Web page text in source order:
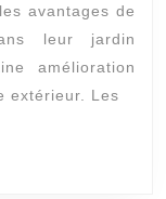
avantages de
leur jardin
amélioration
extérieur. Les